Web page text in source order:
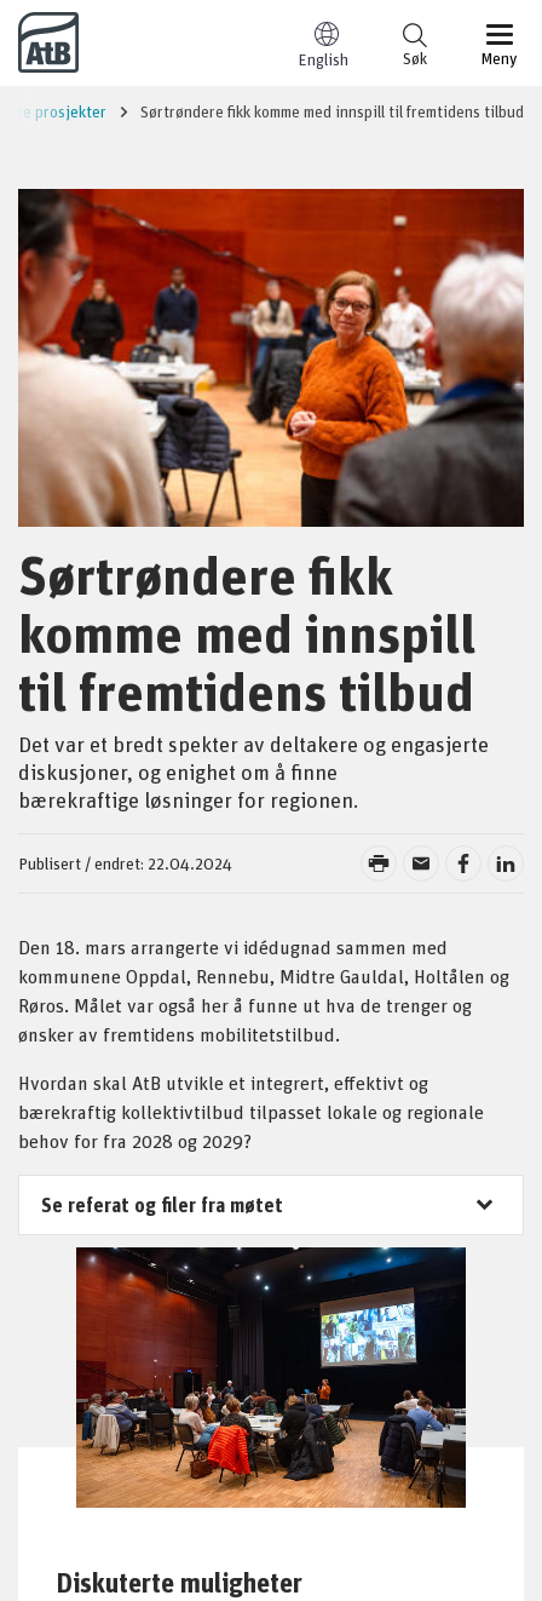
Til innhold
English Meny
Søk
prosjekter Sørtrøndere fikk komme med innspill til fremtidens tilbud
Sørtrøndere fikk
komme med innspill
til fremtidens tilbud
Det var et bredt spekter av deltakere og engasjerte
diskusjoner, og enighet om å finne
bærekraftige løsninger for regionen.
Publisert / endret: 22.04.2024
Den 18. mars arrangerte vi idédugnad sammen med
kommunene Oppdal, Rennebu, Midtre Gauldal, Holtålen og
Røros. Målet var også her å funne ut hva de trenger og
ønsker av fremtidens mobilitetstilbud.
Hvordan skal AtB utvikle et integrert, effektivt og
bærekraftig kollektivtilbud tilpasset lokale og regionale
behov for fra 2028 og 2029?
Se referat og filer fra møtet
Diskuterte muligheter